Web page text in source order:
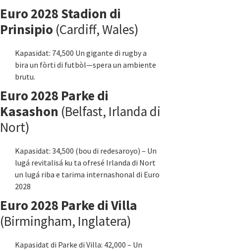
Euro 2028 Stadion di
Prinsipio (Cardiff, Wales)
Kapasidat: 74,500 Un gigante di rugby a
bira un fòrti di futbòl—spera un ambiente
brutu.
Euro 2028 Parke di
Kasashon (Belfast, Irlanda di
Nort)
Kapasidat: 34,500 (bou di redesaroyo) – Un
lugá revitalisá ku ta ofresé Irlanda di Nort
un lugá riba e tarima internashonal di Euro
2028
Euro 2028 Parke di Villa
(Birmingham, Inglatera)
Kapasidat di Parke di Villa: 42,000 – Un